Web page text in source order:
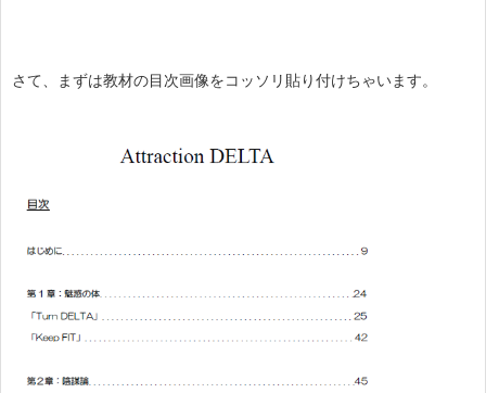
さて、まずは教材の目次画像をコッソリ貼り付けちゃいます。